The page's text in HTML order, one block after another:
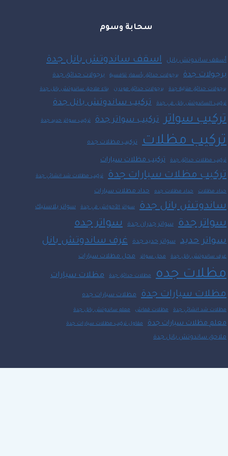
سحابة وسوم
أسقف ساندوتش بانل اسقف ساندوتش بانل جدة
برجولات جدة برجولات حدائق بأسعار تنافسية برجولات حدائق جدة
برجولات حدائق منزلية جدة برجولات حدائق مودرن بناء ملاحق ساندوتش بانل جدة
تركيب الساندوتش بانل في جدة تركيب ساندوتش بانل جدة
تركيب سواتر تركيب سواتر جدة تركيب سواتر حديد جدة
تركيب مظلات تركيب مظلات جده
تركيب مظلات حدائق جدة تركيب مظلات سيارات
تركيب مظلات سيارات جدة تركيب مظلات شد انشائي جدة
حداد مظلات حداد مظلات جده حداد مظلات سيارات
ساندوتش بانل جدة سواتر الأحواش في جدة سواتر بلاستيك
سواتر جدة سواتر جدران جدة سواتر جده
سواتر حديد سواتر حديد جدة غرف ساندوتش بانل
غرف ساندوتش بانل جدة محل سواتر محل مظلات سيارات
مظلات جده مظلات حدائق جدة مظلات سيارات
مظلات سيارات جدة مظلات سيارات جده
مظلات شد انشائي جدة مظلات قماش معلم ساندوتش بانل جدة
معلم مظلات سيارات جدة مقاول تركيب مظلات سيارات جدة
ملاحق ساندوتش بانل جدة